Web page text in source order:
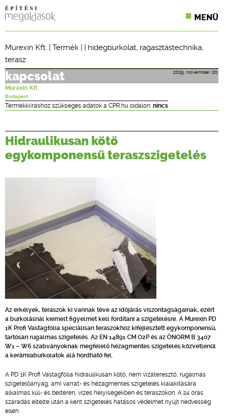
MENÜ
CPR TERMÉKKIÍRÁS
ÉPÍTÉSI JOG
ONLINE KÉPZÉSEK
TERVEZÉSI SEGÉDLETEK
Murexin Kft. | Termék | | hidegburkolat, ragasztástechnika,
terasz
2019. november 20.
kapcsolat
Murexin Kft.
Budapest
Termékkiíráshoz szükséges adatok a CPR.hu oldalon: nincs
Hidraulikusan kötő
egykomponensű teraszszigetelés
Az erkélyek, teraszok ki vannak téve az időjárás viszontagságainak, ezért
a burkolásnál kiemelt figyelmet kell fordítani a szigetelésre. A Murexin PD
1K Profi Vastagfólia speciálisan teraszokhoz kifejlesztett egykomponensű,
tartósan rugalmas szigetelés. Az EN 14891 CM O2P és az ÖNORM B 3407
W1 – W6 szabványoknak megfelelő hézagmentes szigetelés közvetlenül
a kerámiaburkolatok alá hordható fel.
A PD 1K Profi Vastagfólia hidraulikusan kötő, nem vízáteresztő, rugalmas
szigetelőanyag, ami varrat- és hézagmentes szigetelés kialakítására
alkalmas kül- és beltéren, vizes helyiségekben és teraszokon. A 24 órás
száradás eltelte után a kent szigetelés hatásos védelmet nyújt nedvesség
ellen.